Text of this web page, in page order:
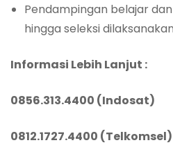
Pendampingan belajar
hingga seleksi dilaksanakan
Informasi Lebih Lanjut :
0856.313.4400 (Indosat)
0812.1727.4400 (Telkomsel)